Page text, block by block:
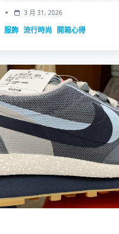
3 月 31, 2026
服飾 流行時尚 開箱心得